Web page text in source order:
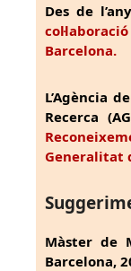
Des de
Barcelona.
L’Agència
Recerca
Generalitat
Màster de
Barcelona,